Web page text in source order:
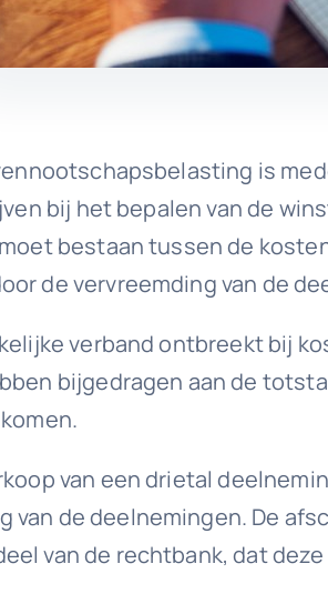
is
bij het bepalen van de
bestaan tussen de
de vervreemding van de
verband ontbreekt bij
bijgedragen aan de
van een drietal
van de deelnemingen. De
van de rechtbank, dat